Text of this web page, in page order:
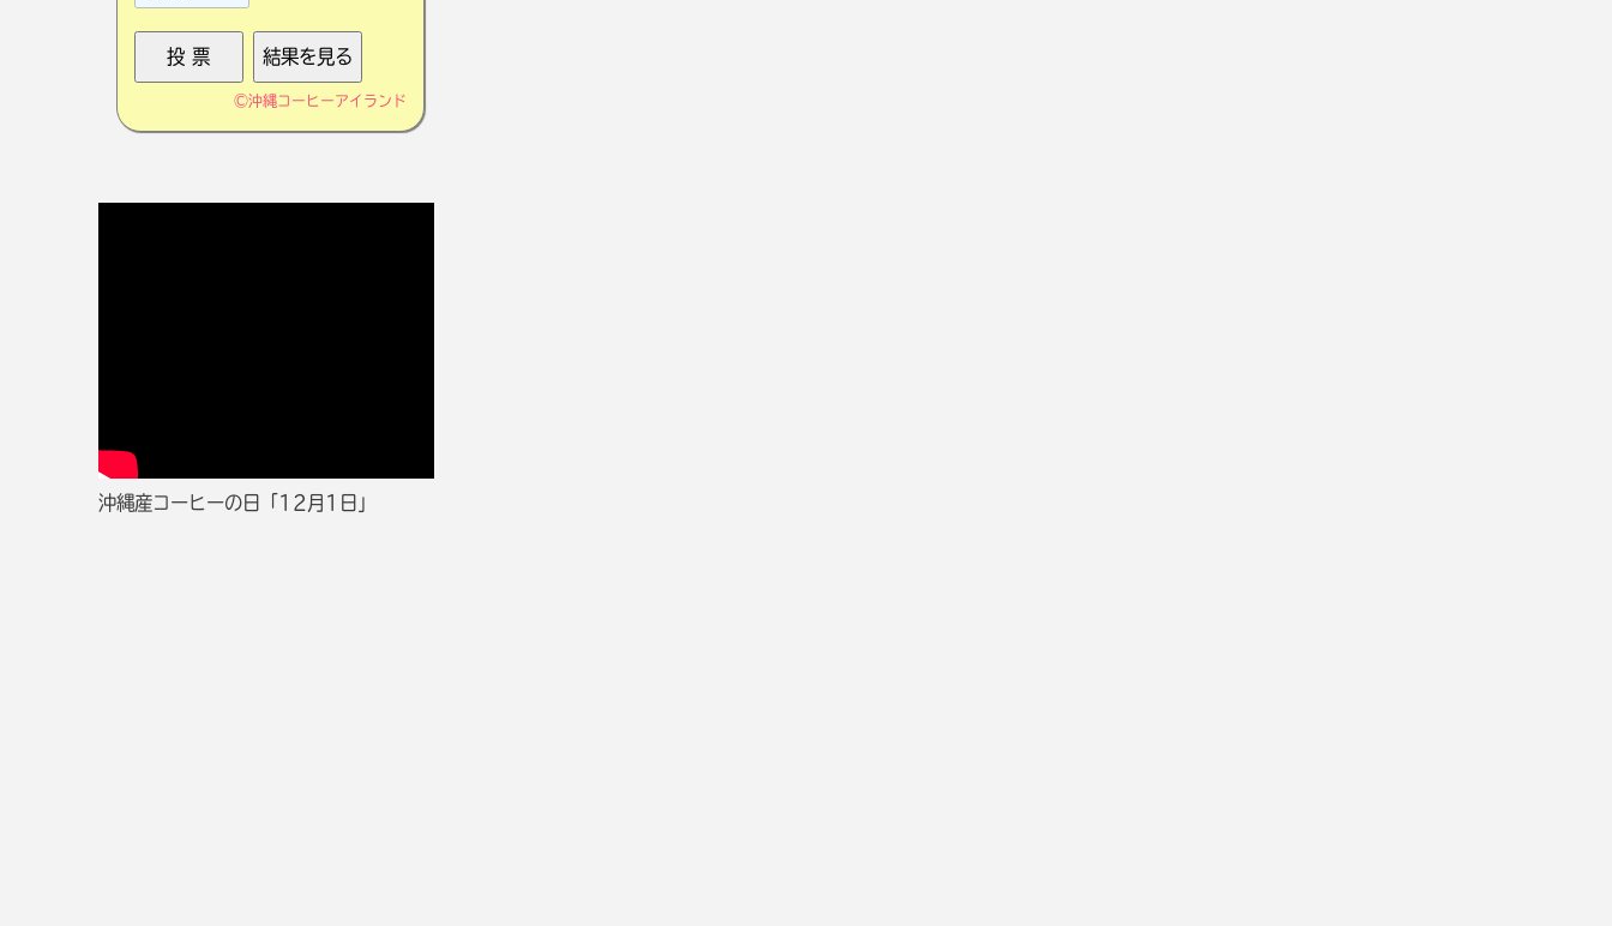
©沖縄コーヒーアイランド
沖縄産コーヒーの日「12月1日」